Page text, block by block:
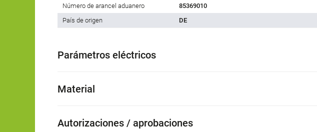
Número de arancel aduanero
85369010
País de origen
DE
Parámetros eléctricos
Material
Autorizaciones / aprobaciones